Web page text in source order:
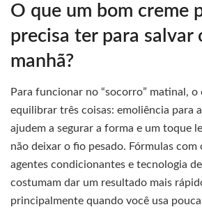
O que um bom creme
precisa ter para salvar
manhã?
Para funcionar no “socorro” matinal, o
equilibrar três coisas: emoliência para
ajudem a segurar a forma e um toque
não deixar o fio pesado. Fórmulas com
agentes condicionantes e tecnologia
costumam dar um resultado mais
principalmente quando você usa